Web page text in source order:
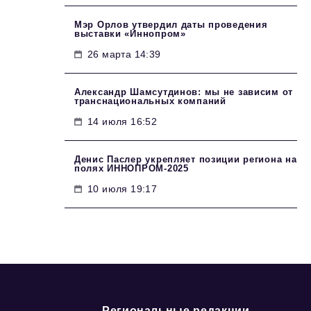
Мэр Орлов утвердил даты проведения
выставки «Иннопром»
26 марта 14:39
Александр Шамсутдинов: мы не зависим от
транснациональных компаний
14 июля 16:52
Денис Паслер укрепляет позиции региона на
полях ИННОПРОМ-2025
10 июля 19:17